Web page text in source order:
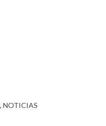
NOTICIAS